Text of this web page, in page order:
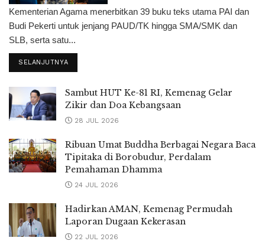
Kementerian Agama menerbitkan 39 buku teks utama PAI dan
Budi Pekerti untuk jenjang PAUD/TK hingga SMA/SMK dan
SLB, serta satu...
SELANJUTNYA
Sambut HUT Ke-81 RI, Kemenag Gelar
Zikir dan Doa Kebangsaan
28 JUL 2026
Ribuan Umat Buddha Berbagai Negara Baca
Tipitaka di Borobudur, Perdalam
Pemahaman Dhamma
24 JUL 2026
Hadirkan AMAN, Kemenag Permudah
Laporan Dugaan Kekerasan
22 JUL 2026